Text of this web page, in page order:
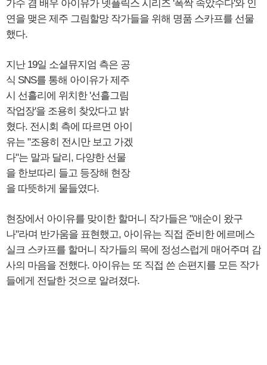
가수 겸 배우 아이유가 넷플릭스 시리즈 '폭싹 속았수다'와 인
연을 맺은 제주 그림할망 작가들을 위해 명품 스카프를 선물
했다.
지난 19일 소셜뮤지엄 측은 공
식 SNS를 통해 아이유가 제주
시 선흘리에 위치한 '선흘그림
작업장'을 조용히 찾았다고 밝
혔다. 전시회 측에 따르면 아이
유는 "조용히 전시만 보고 가겠
다"는 말과 달리, 다양한 선물
을 한보따리 들고 등장해 현장
을 따뜻하게 물들였다.
현장에서 아이유를 맞이한 할머니 작가들은 "애순이 왔구
나"라며 반가움을 표현했고, 아이유는 직접 준비한 에르메스
실크 스카프를 할머니 작가들의 목에 정성스럽게 매어주며 감
사의 마음을 전했다. 아이유는 또 직접 쓴 손편지를 모든 작가
들에게 전달한 것으로 알려졌다.